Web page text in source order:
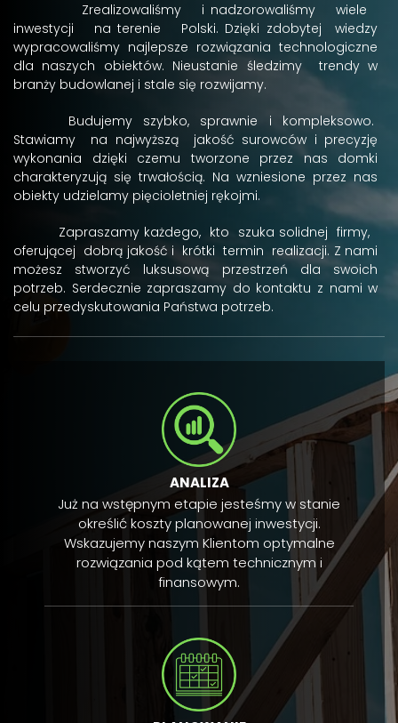
Zrealizowaliśmy i nadzorowaliśmy wiele
inwestycji na terenie Polski. Dzięki zdobytej wiedzy
wypracowaliśmy najlepsze rozwiązania technologiczne
dla naszych obiektów. Nieustanie śledzimy trendy w
branży budowlanej i stale się rozwijamy.
Budujemy szybko, sprawnie i kompleksowo.
Stawiamy na najwyższą jakość surowców i precyzję
wykonania dzięki czemu tworzone przez nas domki
charakteryzują się trwałością. Na wzniesione przez nas
obiekty udzielamy pięcioletniej rękojmi.
Zapraszamy każdego, kto szuka solidnej firmy,
oferującej dobrą jakość i krótki termin realizacji. Z nami
możesz stworzyć luksusową przestrzeń dla swoich
potrzeb. Serdecznie zapraszamy do kontaktu z nami w
celu przedyskutowania Państwa potrzeb.
ANALIZA
Już na wstępnym etapie jesteśmy w stanie
określić koszty planowanej inwestycji.
Wskazujemy naszym Klientom optymalne
rozwiązania pod kątem technicznym i
finansowym.